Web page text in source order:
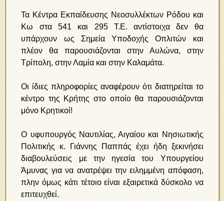
Τα Κέντρα Εκπαίδευσης Νεοσυλλέκτων Ρόδου και
Κω στα 541 και 295 Τ.Ε. αντίστοιχα δεν θα
υπάρχουν ως Σημεία Υποδοχής Οπλιτών και
πλέον θα παρουσιάζονται στην Αυλώνα, στην
Τρίπολη, στην Λαμία και στην Καλαμάτα.
Οι ίδιες πληροφορίες αναφέρουν ότι διατηρείται το
κέντρο της Κρήτης στο οποίο θα παρουσιάζονται
μόνο Κρητικοί!
Ο υφυπουργός Ναυτιλίας, Αιγαίου και Νησιωτικής
Πολιτικής κ. Γιάννης Παππάς έχει ήδη ξεκινήσει
διαβουλεύσεις με την ηγεσία του Υπουργείου
Άμυνας για να ανατρέψει την ειλημμένη απόφαση,
πλην όμως κάτι τέτοιο είναι εξαιρετικά δύσκολο να
επιτευχθεί.